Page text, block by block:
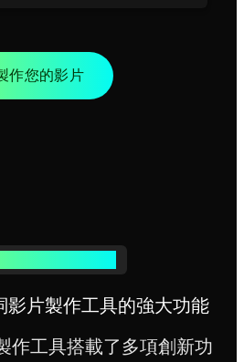
作您的影片
影片製作工具的強大功能
作工具搭載了多項創新功